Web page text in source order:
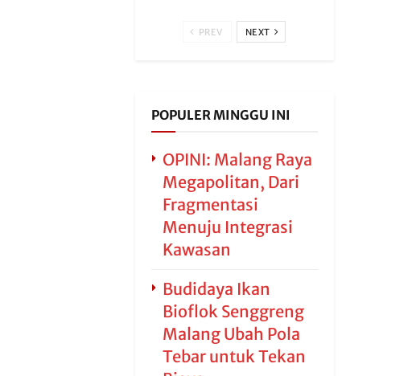
PREV NEXT
POPULER MINGGU INI
OPINI: Malang Raya
Megapolitan, Dari
Fragmentasi
Menuju Integrasi
Kawasan
Budidaya Ikan
Bioflok Senggreng
Malang Ubah Pola
Tebar untuk Tekan